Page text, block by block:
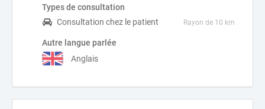
Types de consultation
Consultation chez le patient
Rayon de 10 km
Autre langue parlée
Anglais